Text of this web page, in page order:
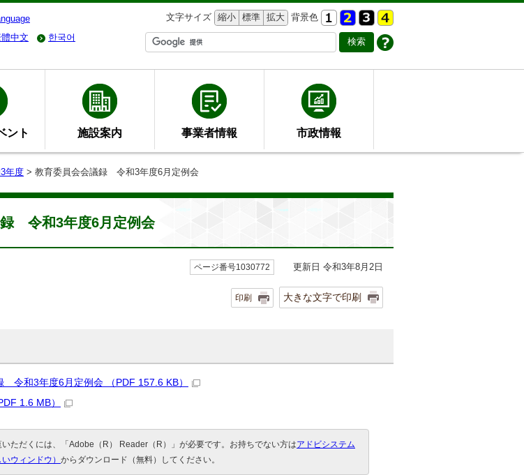
文字サイズ 縮小 標準 拡大 背景色
中文 한국어
ント 施設案内 事業者情報 市政情報
年度 > 教育委員会会議録 令和3年度6月定例会
令和3年度6月定例会
ページ番号1030772 更新日 令和3年8月2日
印刷 大きな文字で印刷
令和3年度6月定例会 （PDF 157.6 KB）
1.6 MB）
いただくには、「Adobe（R） Reader（R）」が必要です。お持ちでない方はアドビシステム
ウィンドウ） からダウンロード（無料）してください。